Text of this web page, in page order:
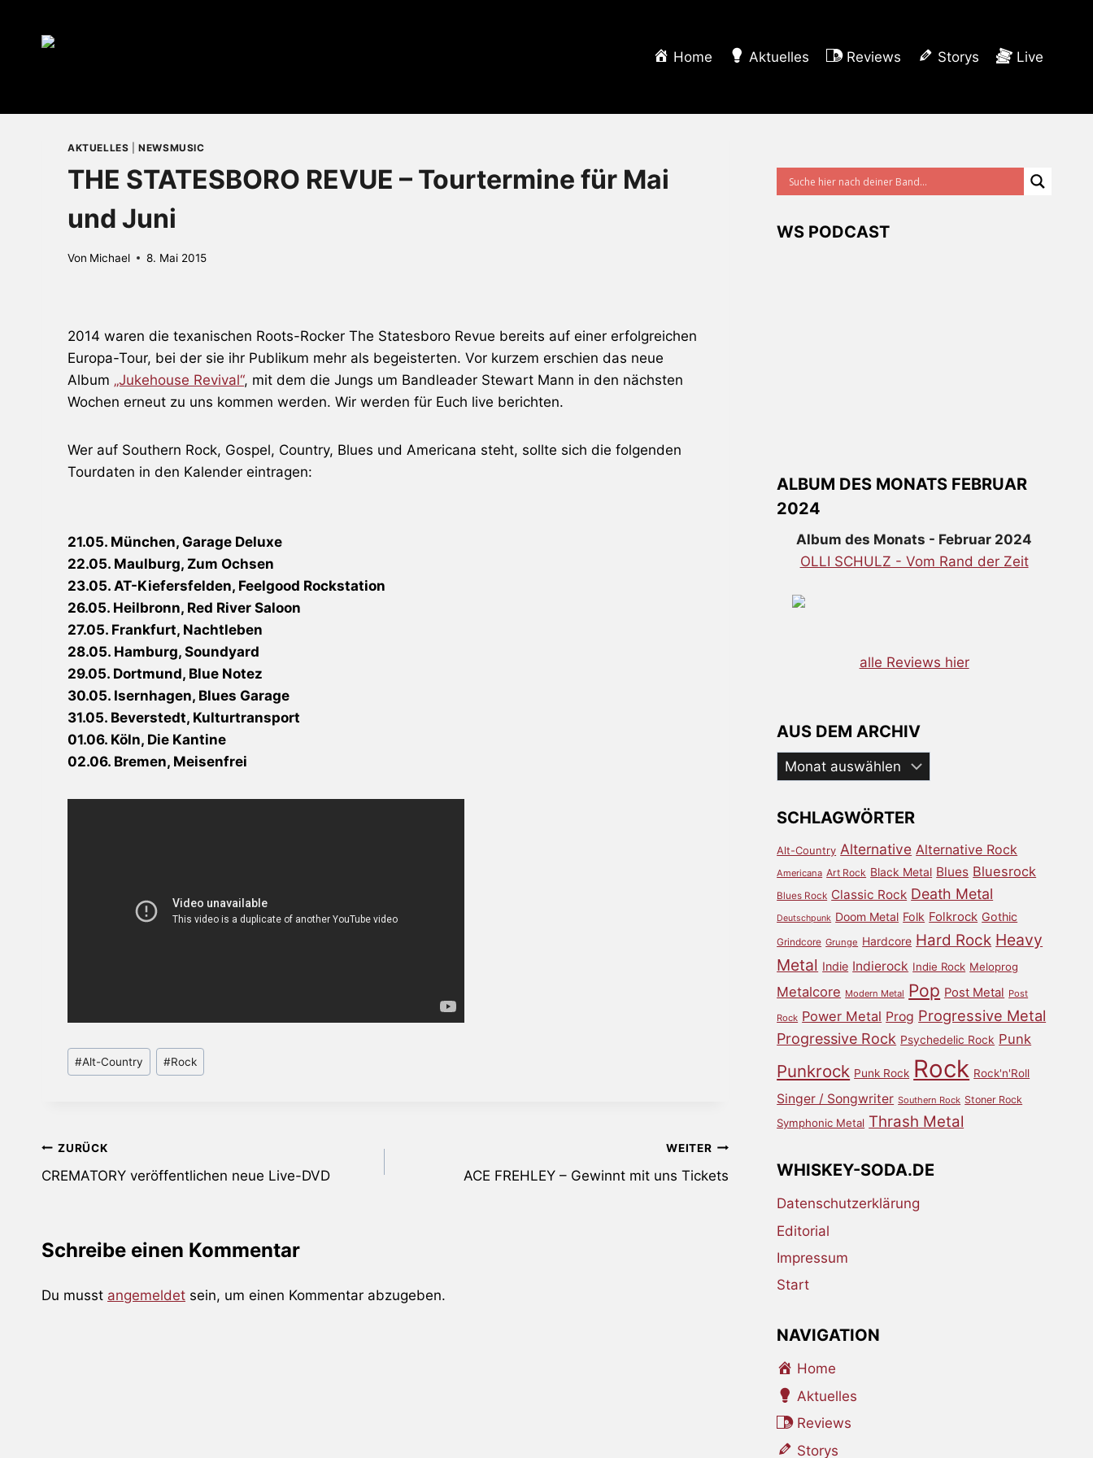
Home Aktuelles Reviews Storys Live
AKTUELLES |NEWSMUSIC
THE STATESBORO REVUE – Tourtermine für Mai
und Juni
Von Michael 8. Mai 2015
2014 waren die texanischen Roots-Rocker The Statesboro Revue bereits auf einer erfolgreichen
Europa-Tour, bei der sie ihr Publikum mehr als begeisterten. Vor kurzem erschien das neue
Album „Jukehouse Revival“, mit dem die Jungs um Bandleader Stewart Mann in den nächsten
Wochen erneut zu uns kommen werden. Wir werden für Euch live berichten.
Wer auf Southern Rock, Gospel, Country, Blues und Americana steht, sollte sich die folgenden
Tourdaten in den Kalender eintragen:
21.05. München, Garage Deluxe
22.05. Maulburg, Zum Ochsen
23.05. AT-Kiefersfelden, Feelgood Rockstation
26.05. Heilbronn, Red River Saloon
27.05. Frankfurt, Nachtleben
28.05. Hamburg, Soundyard
29.05. Dortmund, Blue Notez
30.05. Isernhagen, Blues Garage
31.05. Beverstedt, Kulturtransport
01.06. Köln, Die Kantine
02.06. Bremen, Meisenfrei
Schlagworte:
#Alt-Country #Rock
Beitragsnavigation
ZURÜCK
CREMATORY veröffentlichen neue Live-DVD
WEITER
ACE FREHLEY – Gewinnt mit uns Tickets
Schreibe einen Kommentar
Du musst angemeldet sein, um einen Kommentar abzugeben.
WS PODCAST
ALBUM DES MONATS FEBRUAR
2024
Album des Monats - Februar 2024
OLLI SCHULZ - Vom Rand der Zeit
alle Reviews hier
AUS DEM ARCHIV
Aus
dem
SCHLAGWÖRTER
Alt-Country Alternative Alternative Rock
Americana Art Rock Black Metal Blues Bluesrock
Blues Rock Classic Rock Death Metal
Deutschpunk Doom Metal Folk Folkrock Gothic
Grindcore Grunge Hardcore Hard Rock Heavy
Metal Indie Indierock Indie Rock Meloprog
Metalcore Modern Metal Pop Post Metal Post
Rock Power Metal Prog Progressive Metal
Progressive Rock Psychedelic Rock Punk
Punkrock Punk Rock Rock Rock'n'Roll
Singer / Songwriter Southern Rock Stoner Rock
Symphonic Metal Thrash Metal
WHISKEY-SODA.DE
Datenschutzerklärung
Editorial
Impressum
Start
NAVIGATION
Home
Aktuelles
Reviews
Storys